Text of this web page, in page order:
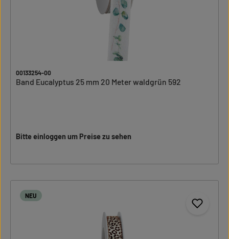
00133254-00
Band Eucalyptus 25 mm 20 Meter waldgrün 592
Bitte einloggen um Preise zu sehen
NEU